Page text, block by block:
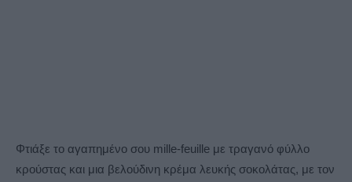
Φτιάξε το αγαπημένο σου mille-feuille με τραγανό φύλλο
κρούστας και μια βελούδινη κρέμα λευκής σοκολάτας, με τον